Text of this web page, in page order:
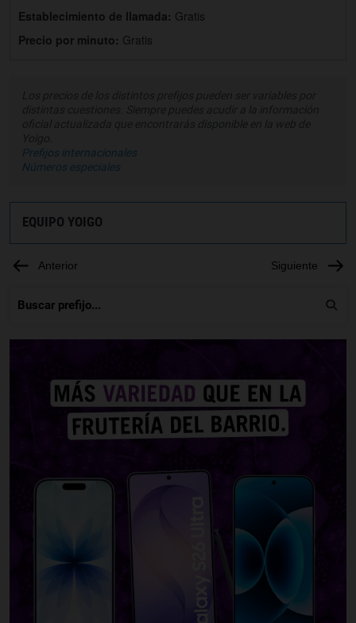
Establecimiento de llamada: Gratis
Precio por minuto: Gratis
Prefijos internacionales
Números especiales
EQUIPO YOIGO
Anterior Siguiente